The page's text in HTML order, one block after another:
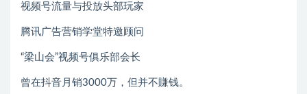
视频号流量与投放头部玩家
腾讯广告营销学堂特邀顾问
“梁山会”视频号俱乐部会长
曾在抖音月销3000万，但并不賺钱。